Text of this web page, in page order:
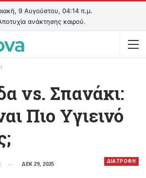
9 Αυγούστου, 04:14 π.μ.
ανάκτησης καιρού.
vs. Σπανάκι:
Πιο Υγιεινό
ΔΙΑΤΡΟΦΗ
ΔΕΚ 29, 2025